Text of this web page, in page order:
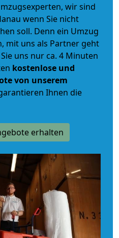
wir sind
wenn Sie nicht
soll. Denn ein Umzug
mit uns als Partner geht
uns nur ca. 4 Minuten
kostenlose und
von unserem
Ihnen die
erhalten